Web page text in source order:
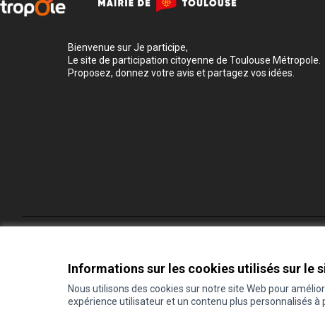
Informations sur les cookies utilisés sur le
Nous utilisons des cookies sur notre site Web pour
expérience utilisateur et un contenu plus personnalisés à
Bienvenue sur Je participe,
Le site de participation citoyenne de Toulouse Métropole.
Proposez, donnez votre avis et partagez vos idées.